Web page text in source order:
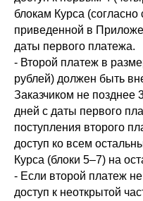
блокам Курса (согласно
приведенной в
даты первого платежа.
- Второй платеж в
рублей) должен быть
Заказчиком не позднее
дней с даты первого
поступления второго
доступ ко всем
Курса (блоки 5–7) на
- Если второй платеж
доступ к неоткрытой